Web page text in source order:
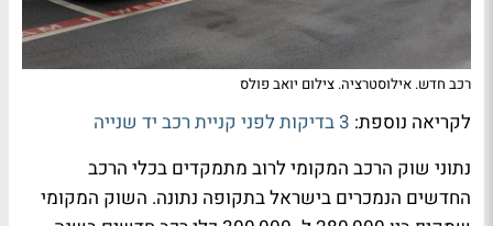
רכב חדש. אילוסטרציה. צילום יואב פולס
לקריאה נוספת: 3 בדיקות לפני קניית רכב יד שנייה
נתוני שוק הרכב המקומי לרוב מתמקדים בכלי הרכב
החדשים הנמכרים בישראל בתקופה נתונה. השוק המקומי